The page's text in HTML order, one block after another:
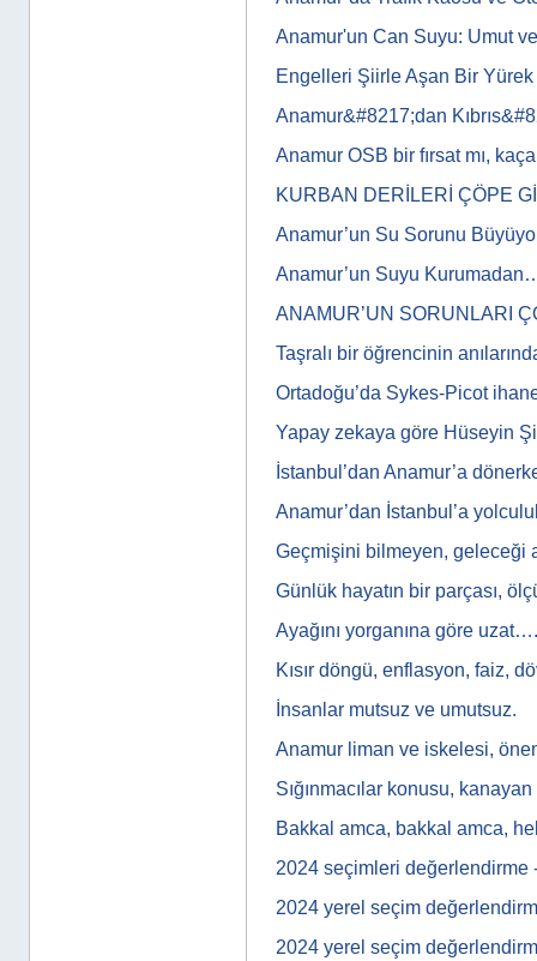
Anamur'un Can Suyu: Umut
Engelleri Şiirle Aşan Bir Yürek
Anamur&#8217;dan
Anamur OSB bir fırsat mı,
KURBAN DERİLERİ ÇÖPE
Anamur’un Su Sorunu
Anamur’un Suyu
ANAMUR’UN SORUNLARI
Taşralı bir öğrencinin
Ortadoğu’da Sykes-Picot
Yapay zekaya göre Hüseyin
İstanbul’dan Anamur’a
Anamur’dan İstanbul’a
Geçmişini bilmeyen, geleceği
Günlük hayatın bir parçası,
Ayağını yorganına göre uzat….
Kısır döngü, enflasyon, faiz,
İnsanlar mutsuz ve umutsuz.
Anamur liman ve iskelesi,
Sığınmacılar konusu, kanayan
Bakkal amca, bakkal amca,
2024 seçimleri değerlendirme
2024 yerel seçim
2024 yerel seçim